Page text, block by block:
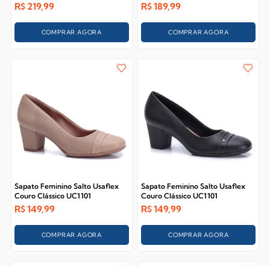
R$ 219,99
COMPRAR AGORA
R$189,99
COMPRAR AGORA
Sapato Feminino Salto Usaflex
Couro Clássico UC1101
R$149,99
COMPRAR AGORA
Sapato Feminino Salto Usaflex
Couro Clássico UC1101
R$149,99
COMPRAR AGORA